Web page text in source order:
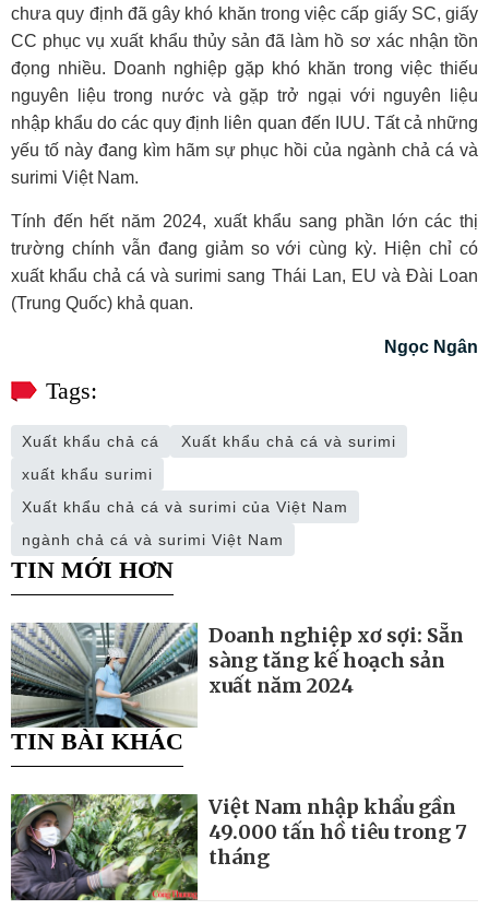
chưa quy định đã gây khó khăn trong việc cấp giấy SC, giấy
CC phục vụ xuất khẩu thủy sản đã làm hồ sơ xác nhận tồn
đọng nhiều. Doanh nghiệp gặp khó khăn trong việc thiếu
nguyên liệu trong nước và gặp trở ngại với nguyên liệu
nhập khẩu do các quy định liên quan đến IUU. Tất cả những
yếu tố này đang kìm hãm sự phục hồi của ngành chả cá và
surimi Việt Nam.
Tính đến hết năm 2024, xuất khẩu sang phần lớn các thị
trường chính vẫn đang giảm so với cùng kỳ. Hiện chỉ có
xuất khẩu chả cá và surimi sang Thái Lan, EU và Đài Loan
(Trung Quốc) khả quan.
Ngọc Ngân
Tags:
Xuất khẩu chả cá
Xuất khẩu chả cá và surimi
xuất khẩu surimi
Xuất khẩu chả cá và surimi của Việt Nam
ngành chả cá và surimi Việt Nam
TIN MỚI HƠN
Doanh nghiệp xơ sợi: Sẵn
sàng tăng kế hoạch sản
xuất năm 2024
TIN BÀI KHÁC
Việt Nam nhập khẩu gần
49.000 tấn hồ tiêu trong 7
tháng